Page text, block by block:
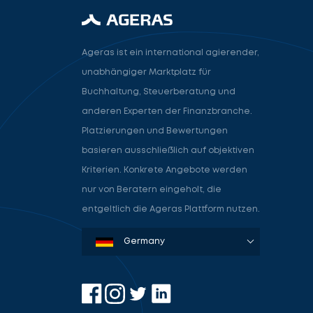
Ageras ist ein international agierender,
unabhängiger Marktplatz für
Buchhaltung, Steuerberatung und
anderen Experten der Finanzbranche.
Platzierungen und Bewertungen
basieren ausschließlich auf objektiven
Kriterien. Konkrete Angebote werden
nur von Beratern eingeholt, die
entgeltlich die Ageras Plattform nutzen.
Denmark
Sweden
Norway
Netherlands
Germany
USA